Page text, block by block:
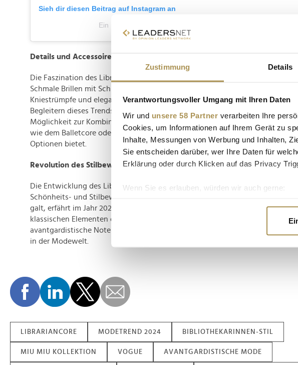
Zustimmung Details
Verantwortungsvoller Umgang mit Ihren Daten
Wir und unsere 58 Partner verarbeiten Ihre
Cookies, um Informationen auf Ihrem Gerät zu
Inhalte, Messungen von Werbung und Inhalten,
Sie entscheiden darüber, wer Ihre Daten für
Erklärung oder durch Klicken auf das Privacy
Wenn Sie es erlauben, würden wir auch gerne:
Erfahren Sie mehr darüber, wie Ihre
Website an unsere Partner für soziale Medien,
möglicherweise mit weiteren Daten zusammen,
Sieh dir diesen Beitrag auf Instagram an
Ein Beitrag geteilt von Miu Miu (@miumiu)
Details und Accessoires: Die Kunst des Librariancore
Die Faszination des Librariancore liegt in den feinen Details und Accessoires.
Schmale Brillen mit Schildpatt-Optik, spitze Kitten Heels, durchsichtige
Kniestrümpfe und elegante Handtaschen werden zu den charakteristischen
Begleitern dieses Trends. Interessanterweise eröffnet der Librariancore die
Möglichkeit zur Kombination mit Elementen aus anderen Modeströmungen
wie dem Balletcore oder Blokecore, was eine breite Palette an Styling-
Optionen bietet.
Revolution des Stilbewusstseins: Der Librariancore im Jahr 2024
Die Entwicklung des Librariancore stellt eine Revolution des traditionellen
Schönheits- und Stilbewusstseins dar. Was einst als spießig und verstaubt
galt, erfährt im Jahr 2024 eine Neuinterpretation. Der Librariancore verleiht
klassischen Elementen durch die Integration moderner Akzente eine
avantgardistische Note und macht Bibliothekarinnen zu unerwarteten Ikonen
in der Modewelt.
LIBRARIANCORE MODETREND 2024 BIBLIOTHEKARINNEN-STIL
MIU MIU KOLLEKTION VOGUE AVANTGARDISTISCHE MODE